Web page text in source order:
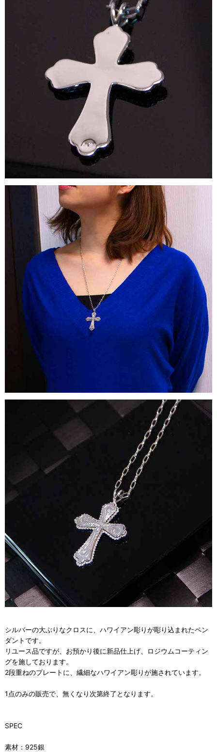
シルバーの大ぶりなクロスに、ハワイアン彫りが彫り込まれたペン
ダントです。
リユース品ですが、お預かり後に新品仕上げ、ロジウムコーティン
グを施しております。
2段重ねのプレートに、繊細なハワイアン彫りが施されています。
1点のみの販売で、無くなり次第終了となります。
SPEC
素材：925銀